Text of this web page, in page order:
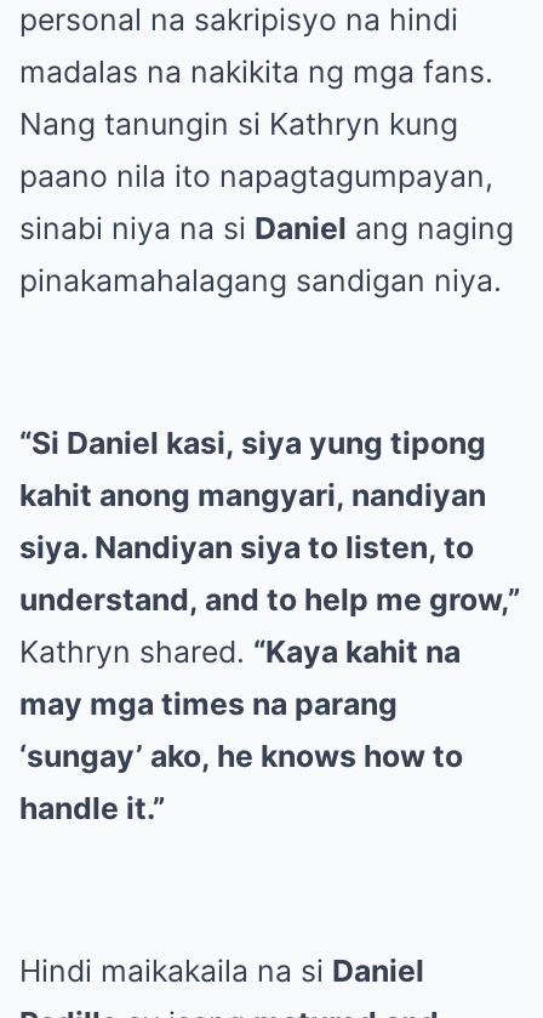
personal na sakripisyo na hindi
madalas na nakikita ng mga fans.
Nang tanungin si Kathryn kung
paano nila ito napagtagumpayan,
sinabi niya na si Daniel ang naging
pinakamahalagang sandigan niya.
“Si Daniel kasi, siya yung tipong
kahit anong mangyari, nandiyan
siya. Nandiyan siya to listen, to
understand, and to help me grow,”
Kathryn shared. “Kaya kahit na
may mga times na parang
‘sungay’ ako, he knows how to
handle it.”
Hindi maikakaila na si Daniel